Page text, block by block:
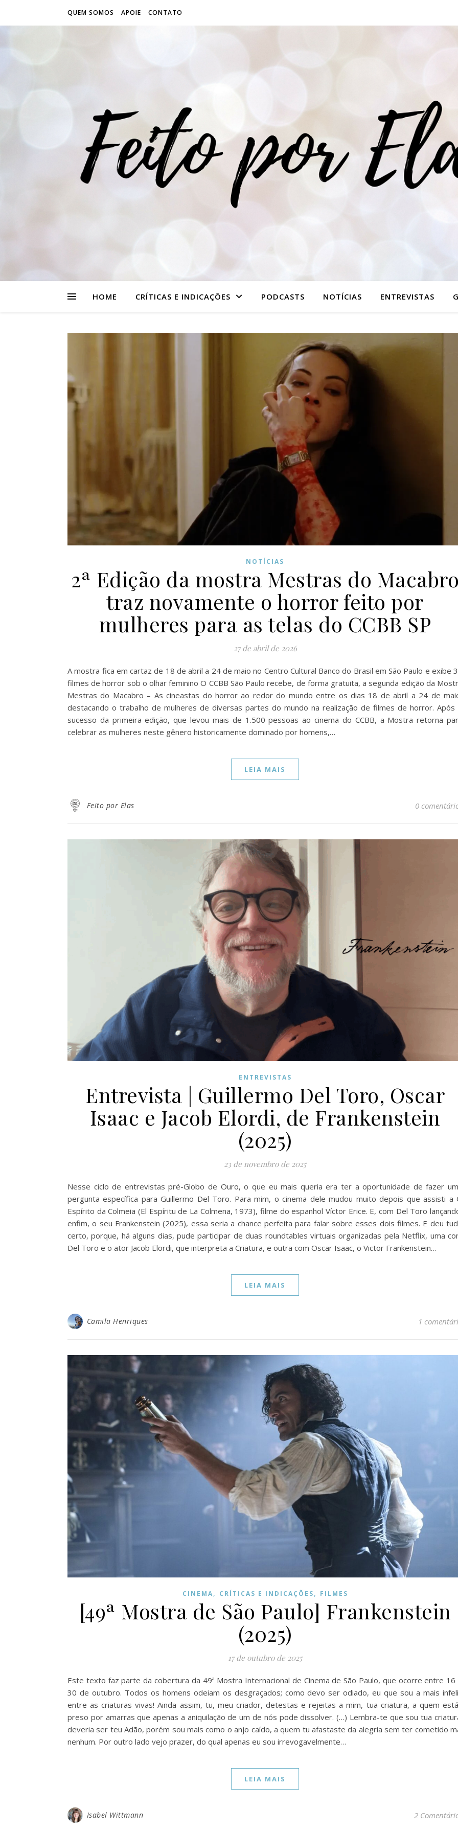
QUEM SOMOS APOIE CONTATO
HOME CRÍTICAS E INDICAÇÕES PODCASTS NOTÍCIAS ENTREVISTAS
NOTÍCIAS
2ª Edição da mostra Mestras do Macabro
traz novamente o horror feito por
mulheres para as telas do CCBB SP
27 de abril de 2026
A mostra fica em cartaz de 18 de abril a 24 de maio no Centro Cultural Banco do Brasil em São Paulo e exibe
filmes de horror sob o olhar feminino O CCBB São Paulo recebe, de forma gratuita, a segunda edição da
Mestras do Macabro – As cineastas do horror ao redor do mundo entre os dias 18 de abril a 24 de
destacando o trabalho de mulheres de diversas partes do mundo na realização de filmes de horror. Após
sucesso da primeira edição, que levou mais de 1.500 pessoas ao cinema do CCBB, a Mostra retorna
celebrar as mulheres neste gênero historicamente dominado por homens,…
LEIA MAIS
Feito por Elas 0
ENTREVISTAS
Entrevista | Guillermo Del Toro, Oscar
Isaac e Jacob Elordi, de Frankenstein
(2025)
23 de novembro de 2025
Nesse ciclo de entrevistas pré-Globo de Ouro, o que eu mais queria era ter a oportunidade de fazer
pergunta específica para Guillermo Del Toro. Para mim, o cinema dele mudou muito depois que assisti a
Espírito da Colmeia (El Espíritu de La Colmena, 1973), filme do espanhol Víctor Erice. E, com Del Toro
enfim, o seu Frankenstein (2025), essa seria a chance perfeita para falar sobre esses dois filmes. E deu
certo, porque, há alguns dias, pude participar de duas roundtables virtuais organizadas pela Netflix, uma
Del Toro e o ator Jacob Elordi, que interpreta a Criatura, e outra com Oscar Isaac, o Victor Frankenstein…
LEIA MAIS
Camila Henriques 1
CINEMA, CRÍTICAS E INDICAÇÕES, FILMES
[49ª Mostra de São Paulo] Frankenstein
(2025)
17 de outubro de 2025
Este texto faz parte da cobertura da 49ª Mostra Internacional de Cinema de São Paulo, que ocorre entre 16
30 de outubro. Todos os homens odeiam os desgraçados; como devo ser odiado, eu que sou a mais
entre as criaturas vivas! Ainda assim, tu, meu criador, detestas e rejeitas a mim, tua criatura, a quem
preso por amarras que apenas a aniquilação de um de nós pode dissolver. (…) Lembra-te que sou tua
deveria ser teu Adão, porém sou mais como o anjo caído, a quem tu afastaste da alegria sem ter cometido
nenhum. Por outro lado vejo prazer, do qual apenas eu sou irrevogavelmente…
LEIA MAIS
Isabel Wittmann 2